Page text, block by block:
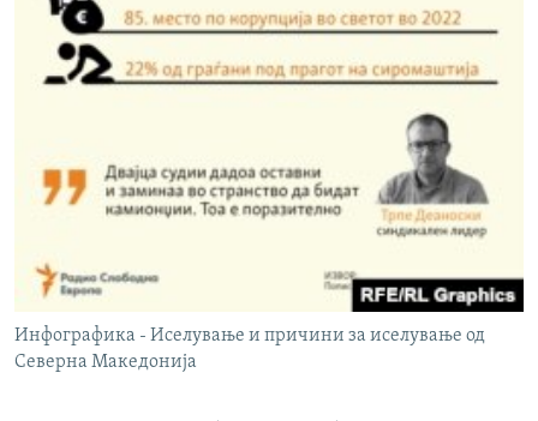
Инфографика - Иселување и причини за иселување од
Северна Македонија